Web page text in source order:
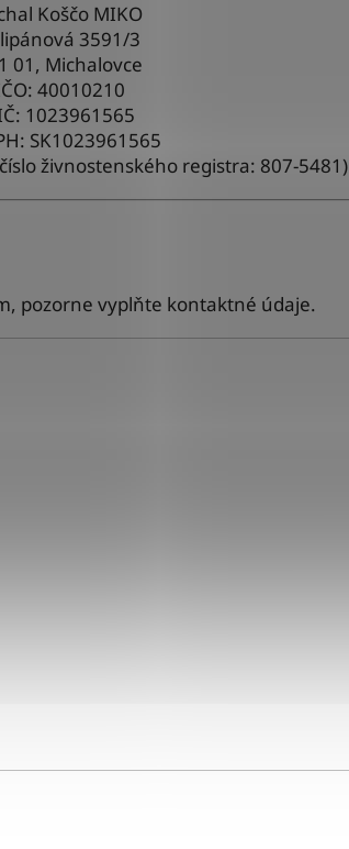
Koščo MIKO
3591/3
01, Michalovce
40010210
1023961565
SK1023961565
živnostenského registra: 807-5481)
pozorne vyplňte kontaktné údaje.